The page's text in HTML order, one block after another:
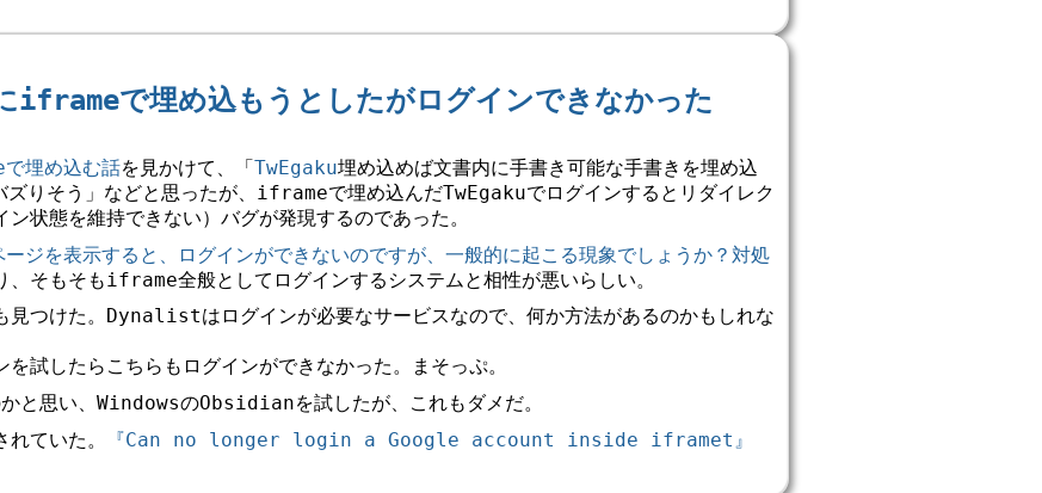
iframeで埋め込もうとしたがログインできなかった
埋め込む話を見かけて、「 TwEgaku埋め込めば文書内に手書き可能な手書きを埋め込
ズりそう」などと思ったが、iframeで埋め込んだTwEgakuでログインするとリダイレク
状態を維持できない）バグが発現するのであった。
ジを表示すると、ログインができないのですが、一般的に起こる現象でしょうか？対処
、そもそもiframe全般としてログインするシステムと相性が悪いらしい。
見つけた。Dynalistはログインが必要なサービスなので、何か方法があるのかもしれな
したらこちらもログインができなかった。まそっぷ。
思い、WindowsのObsidianを試したが、これもダメだ。
ていた。
『Can no longer login a Google account inside iframet』